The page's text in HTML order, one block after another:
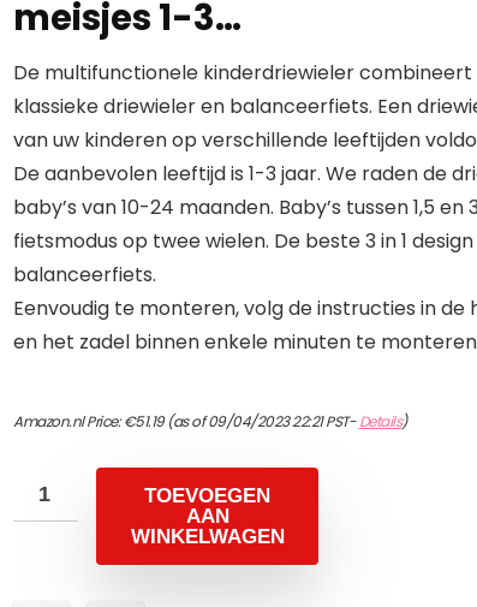
meisjes 1-3…
De multifunctionele kinderdriewieler
klassieke driewieler en balanceerfiets. Een
van uw kinderen op verschillende leeftijden
De aanbevolen leeftijd is 1-3 jaar. We raden de
baby’s van 10-24 maanden. Baby’s tussen 1,5
fietsmodus op twee wielen. De beste 3 in 1
balanceerfiets.
Eenvoudig te monteren, volg de instructies in de
en het zadel binnen enkele minuten te
Amazon.nl Price:€51.19(as of 09/04/2023 22:21 PST-Details)
TOEVOEGEN
AAN
WINKELWAGEN